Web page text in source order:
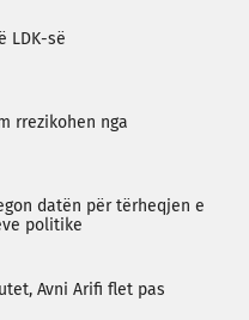
LDK-së
rrezikohen nga
datën për tërheqjen e
politike
Avni Arifi flet pas